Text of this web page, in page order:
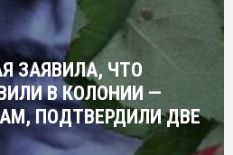
ЗАЯВИЛА, ЧТО
В КОЛОНИИ —
ПОДТВЕРДИЛИ ДВЕ